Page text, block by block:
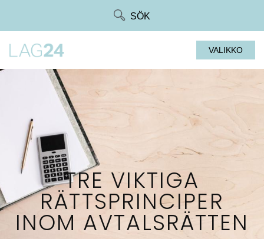
SÖK
VALIKKO
TRE VIKTIGA
RÄTTSPRINCIPER
INOM AVTALSRÄTTEN